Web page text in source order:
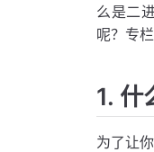
么是二
呢？专
1. 什
为了让